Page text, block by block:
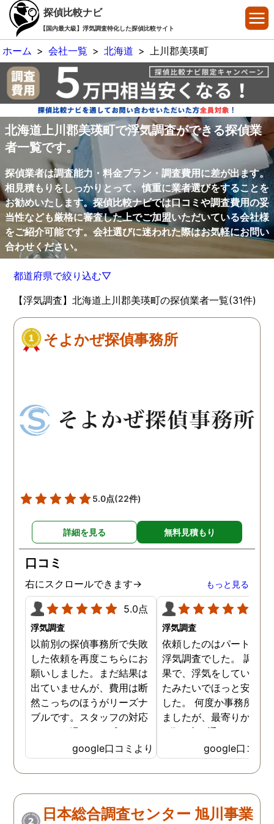
探偵比較ナビ
【国内最大級】浮気調査特化した探偵比較サイト
ホーム > 会社一覧 > 北海道 > 上川郡美瑛町
北海道上川郡美瑛町で浮気調査ができる探偵業
者一覧です。
探偵業者は調査能力・料金プラン・調査費用に差が出ます。
相見積もりをしっかりとって、慎重に業者選びをすることを
お勧めいたします。探偵比較ナビでは口コミや調査費用の妥
当性なども厳格に審査した上でご加盟いただいている会社様
をご紹介可能です。会社選びに迷われた際はお気軽にお問い
合わせください。
都道府県で絞り込む▽
【浮気調査】北海道上川郡美瑛町の探偵業者一覧(31件)
そよかぜ探偵事務所
5.0点(22件)
詳細を見る 無料見積もり
口コミ
右にスクロールできます→ もっと見る
5.0点
浮気調査
以前別の探偵事務所で失敗
した依頼を再度こちらにお
願いしました。まだ結果は
出ていませんが、費用は断
然こっちのほうがリーズナ
ブルです。スタッフの対応
なんかも温かみを感じま
す。はじめからこちらにす
ればよかったです😢 …
google口コミより
浮気調査
依頼したのはパートナー
浮気調査でした。 調査
果で、浮気をしていなか
たみたいでほっと安心し
した。 何度か事務所に
ましたが、最寄りから徒
3分程度で通いやすかっ
google口コミ
日本総合調査センター 旭川事業